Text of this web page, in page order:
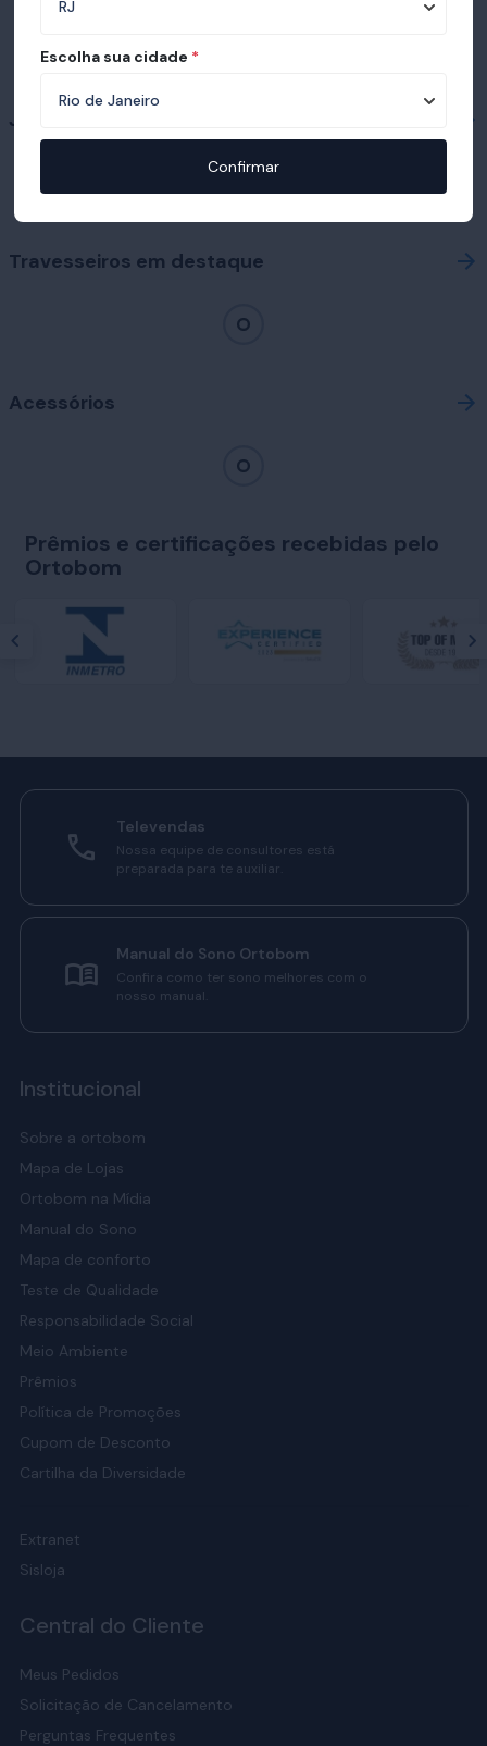
Já conhece nossas bases?
Travesseiros em destaque
Acessórios
Prêmios e certificações recebidas pelo
Ortobom
Televendas
Nossa equipe de consultores está
preparada para te auxiliar.
Manual do Sono Ortobom
Confira como ter sono melhores com o
nosso manual.
Institucional
Sobre a ortobom
Mapa de Lojas
Ortobom na Mídia
Manual do Sono
Mapa de conforto
Teste de Qualidade
Responsabilidade Social
Meio Ambiente
Prêmios
Política de Promoções
Cupom de Desconto
Cartilha da Diversidade
Extranet
Sisloja
Central do Cliente
Meus Pedidos
Solicitação de Cancelamento
Perguntas Frequentes
Escolha sua cidade *
Confirmar